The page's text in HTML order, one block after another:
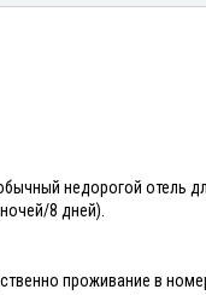
недорогой отель
8 дней).
проживание в